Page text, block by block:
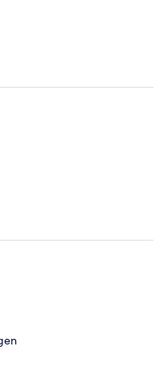
var. ihtiyaclar kisa